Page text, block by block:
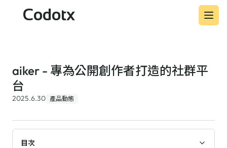
Codotx
aiker - 專為公開創作者打造的社群平
台
2025.6.30 產品動態
目次